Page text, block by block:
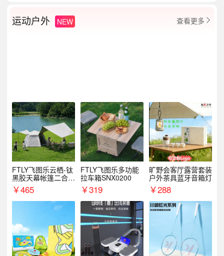
运动户外 NEW 查看更多 
FTLY飞图乐云栖-钛
黑胶天幕帐篷二合一
TMTZ0201
￥465
FTLY飞图乐多功能
拉车箱SNX0200
￥319
旷野会客厅露营套装
户外茶具蓝牙音箱灯
￥288